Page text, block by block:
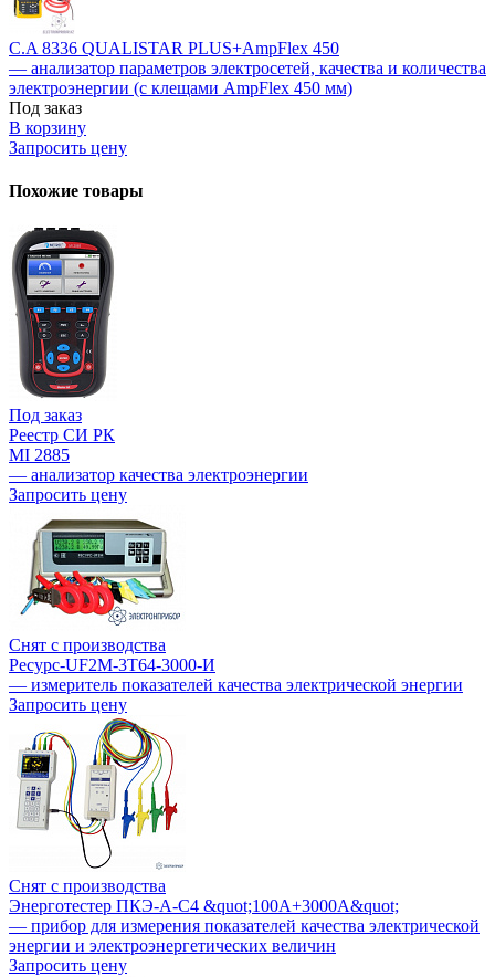
C.A 8336 QUALISTAR PLUS+AmpFlex 450
— анализатор параметров электросетей, качества и количества
электроэнергии (с клещами AmpFlex 450 мм)
Под заказ
В корзину
Запросить цену
Похожие товары
Под заказ
Реестр СИ РК
MI 2885
— анализатор качества электроэнергии
Запросить цену
Снят с производства
Ресурс-UF2M-3Т64-3000-И
— измеритель показателей качества электрической энергии
Запросить цену
Снят с производства
Энерготестер ПКЭ-А-С4 &quot;100А+3000А&quot;
— прибор для измерения показателей качества электрической
энергии и электроэнергетических величин
Запросить цену